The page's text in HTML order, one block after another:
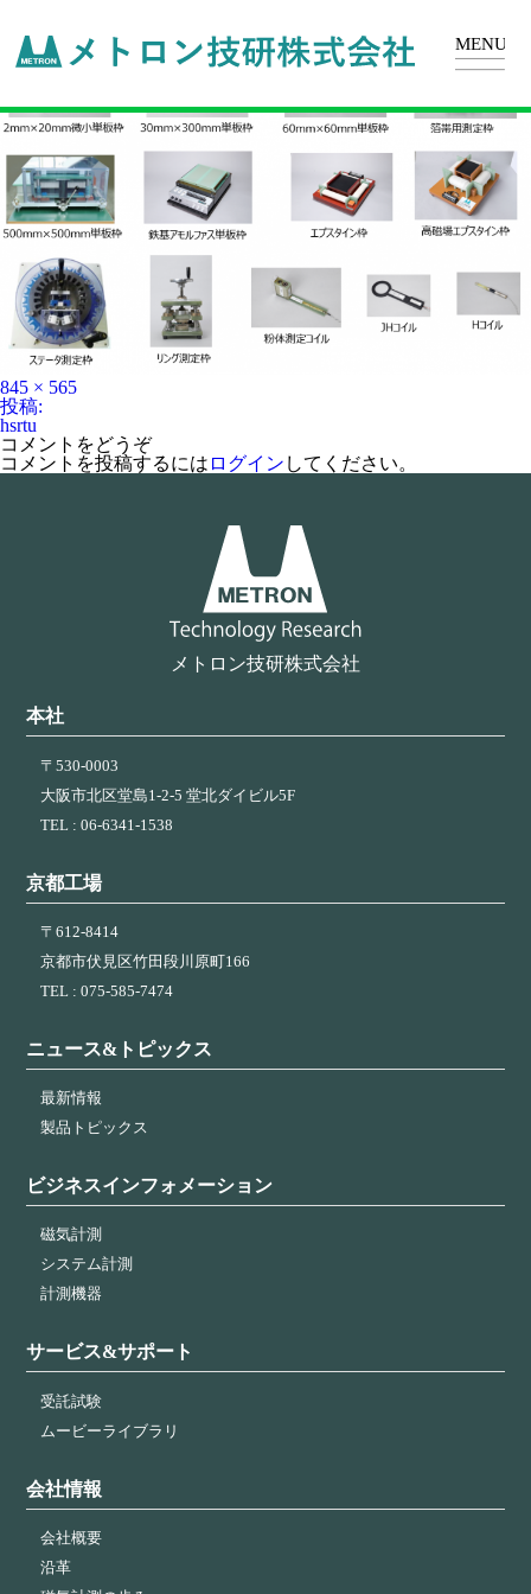
フ
ル
サ
イ
ズ
845 × 565
投
稿
ナ
ビ
投稿:
hsrtu
コメントをどうぞ
コメントを投稿するには ログイン してください。
メトロン技研株式会社
本社
〒530-0003
大阪市北区堂島1-2-5 堂北ダイビル5F
TEL : 06-6341-1538
京都工場
〒612-8414
京都市伏見区竹田段川原町166
TEL : 075-585-7474
ニュース&トピックス
最新情報
製品トピックス
ビジネスインフォメーション
磁気計測
システム計測
計測機器
サービス&サポート
受託試験
ムービーライブラリ
会社情報
会社概要
沿革